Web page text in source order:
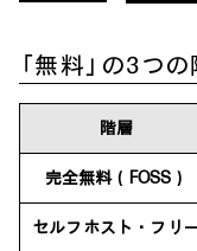
「無料」の3つ
階層
完全無料（FOSS）
セルフホスト・フリ